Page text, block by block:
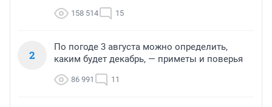
158 514 15
2
По погоде 3 августа можно определить,
каким будет декабрь, — приметы и поверья
86 991 11